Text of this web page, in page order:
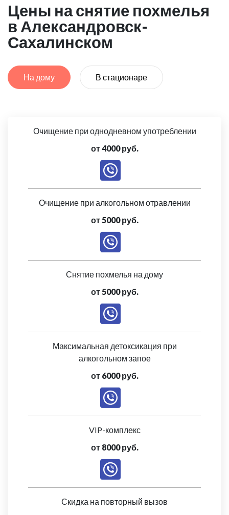
Цены на снятие похмелья
в Александровск-
Сахалинском
На дому В стационаре
Очищение при однодневном употреблении
от 4000 руб.
Очищение при алкогольном отравлении
от 5000 руб.
Снятие похмелья на дому
от 5000 руб.
Максимальная детоксикация при
алкогольном запое
от 6000 руб.
VIP-комплекс
от 8000 руб.
Скидка на повторный вызов